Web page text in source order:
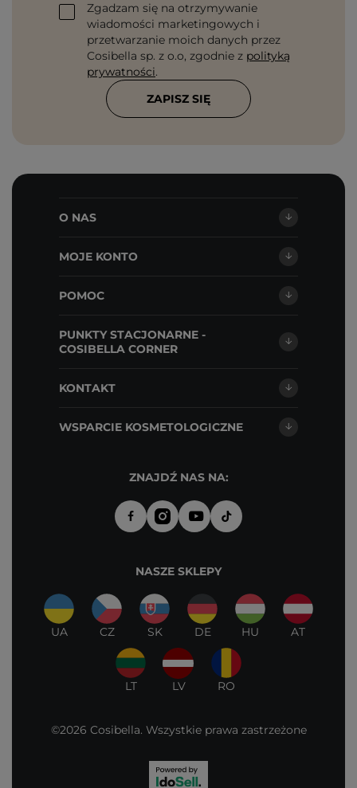
Zgadzam się na otrzymywanie
wiadomości marketingowych i
przetwarzanie moich danych przez
Cosibella sp. z o.o, zgodnie z polityką
prywatności.
ZAPISZ SIĘ
O NAS
MOJE KONTO
POMOC
PUNKTY STACJONARNE -
COSIBELLA CORNER
KONTAKT
WSPARCIE KOSMETOLOGICZNE
ZNAJDŹ NAS NA:
NASZE SKLEPY
UA CZ SK DE HU AT
LT LV RO
©2026 Cosibella. Wszystkie prawa zastrzeżone